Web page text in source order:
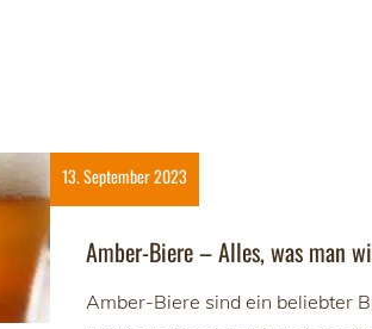
13. September 2023
Amber-Biere – Alles, was man
Amber-Biere sind ein beliebter